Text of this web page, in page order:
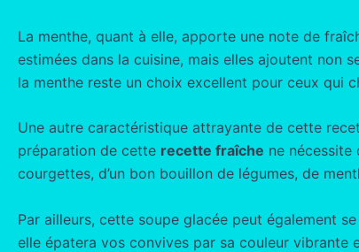
La menthe, quant à elle, apporte une note de
estimées dans la cuisine, mais elles ajoutent non
la menthe reste un choix excellent pour ceux qui
Une autre caractéristique attrayante de cette
préparation de cette recette fraîche ne nécessite
courgettes, d’un bon bouillon de légumes, de
Par ailleurs, cette soupe glacée peut également
elle épatera vos convives par sa couleur vibrante